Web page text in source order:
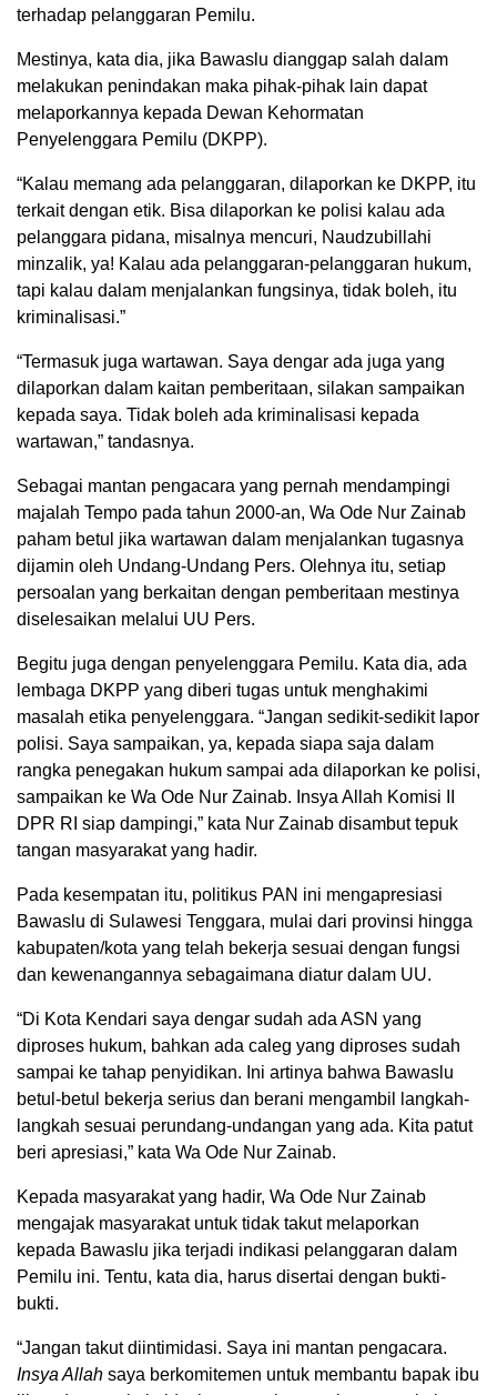
terhadap pelanggaran Pemilu.
Mestinya, kata dia, jika Bawaslu dianggap salah dalam
melakukan penindakan maka pihak-pihak lain dapat
melaporkannya kepada Dewan Kehormatan
Penyelenggara Pemilu (DKPP).
“Kalau memang ada pelanggaran, dilaporkan ke DKPP, itu
terkait dengan etik. Bisa dilaporkan ke polisi kalau ada
pelanggara pidana, misalnya mencuri, Naudzubillahi
minzalik, ya! Kalau ada pelanggaran-pelanggaran hukum,
tapi kalau dalam menjalankan fungsinya, tidak boleh, itu
kriminalisasi.”
“Termasuk juga wartawan. Saya dengar ada juga yang
dilaporkan dalam kaitan pemberitaan, silakan sampaikan
kepada saya. Tidak boleh ada kriminalisasi kepada
wartawan,” tandasnya.
Sebagai mantan pengacara yang pernah mendampingi
majalah Tempo pada tahun 2000-an, Wa Ode Nur Zainab
paham betul jika wartawan dalam menjalankan tugasnya
dijamin oleh Undang-Undang Pers. Olehnya itu, setiap
persoalan yang berkaitan dengan pemberitaan mestinya
diselesaikan melalui UU Pers.
Begitu juga dengan penyelenggara Pemilu. Kata dia, ada
lembaga DKPP yang diberi tugas untuk menghakimi
masalah etika penyelenggara. “Jangan sedikit-sedikit lapor
polisi. Saya sampaikan, ya, kepada siapa saja dalam
rangka penegakan hukum sampai ada dilaporkan ke polisi,
sampaikan ke Wa Ode Nur Zainab. Insya Allah Komisi II
DPR RI siap dampingi,” kata Nur Zainab disambut tepuk
tangan masyarakat yang hadir.
Pada kesempatan itu, politikus PAN ini mengapresiasi
Bawaslu di Sulawesi Tenggara, mulai dari provinsi hingga
kabupaten/kota yang telah bekerja sesuai dengan fungsi
dan kewenangannya sebagaimana diatur dalam UU.
“Di Kota Kendari saya dengar sudah ada ASN yang
diproses hukum, bahkan ada caleg yang diproses sudah
sampai ke tahap penyidikan. Ini artinya bahwa Bawaslu
betul-betul bekerja serius dan berani mengambil langkah-
langkah sesuai perundang-undangan yang ada. Kita patut
beri apresiasi,” kata Wa Ode Nur Zainab.
Kepada masyarakat yang hadir, Wa Ode Nur Zainab
mengajak masyarakat untuk tidak takut melaporkan
kepada Bawaslu jika terjadi indikasi pelanggaran dalam
Pemilu ini. Tentu, kata dia, harus disertai dengan bukti-
bukti.
“Jangan takut diintimidasi. Saya ini mantan pengacara.
Insya Allah saya berkomitemen untuk membantu bapak ibu